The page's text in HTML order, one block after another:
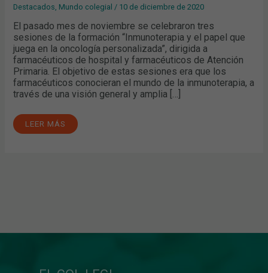
Destacados Mundo colegial / 10 de diciembre de 2020
El pasado mes de noviembre se celebraron tres
sesiones de la formación “Inmunoterapia y el papel que
juega en la oncología personalizada”, dirigida a
farmacéuticos de hospital y farmacéuticos de Atención
Primaria. El objetivo de estas sesiones era que los
farmacéuticos conocieran el mundo de la inmunoterapia, a
través de una visión general y amplia […]
LEER MÁS